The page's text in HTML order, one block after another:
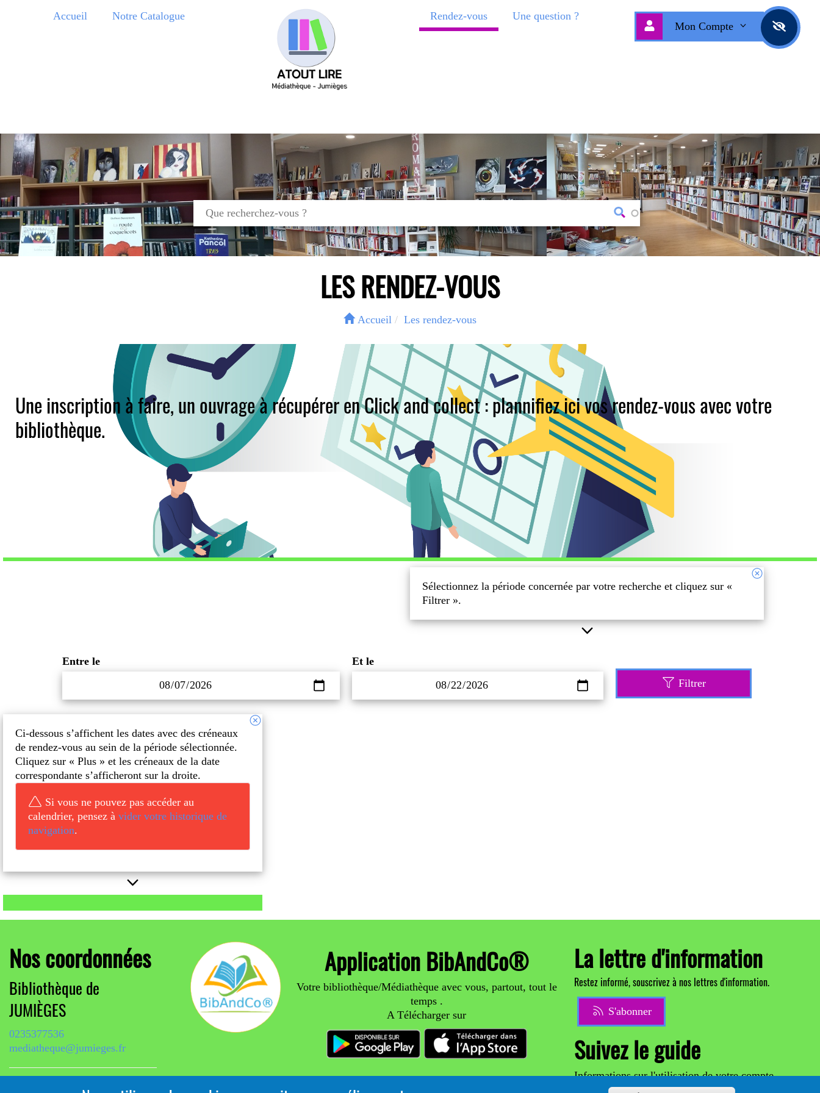
Accueil Notre Catalogue Rendez-vous
Une question ?
Mon Compte
LES RENDEZ-VOUS
Accueil Les rendez-vous
Une inscription à faire, un ouvrage à récupérer en Click and collect : plannifiez ici vos rendez-vous avec votre
bibliothèque.
Sélectionnez la période concernée par votre recherche et cliquez sur «
Filtrer ».
Entre le
Et le
Filtrer
Ci-dessous s’affichent les dates avec des créneaux
de rendez-vous au sein de la période sélectionnée.
Cliquez sur « Plus » et les créneaux de la date
correspondante s’afficheront sur la droite.
Si vous ne pouvez pas accéder au
calendrier, pensez à vider votre historique de
navigation.
Nos coordonnées
Bibliothèque de
JUMIÈGES
0235377536
mediatheque@jumieges.fr
2 rue Mainberthe
Application BibAndCo®
Votre bibliothèque/Médiathèque avec vous, partout, tout le
temps .
A Télécharger sur
La lettre d'information
Restez informé, souscrivez à nos lettres d'information.
S'abonner
Suivez le guide
Informations sur l'utilisation de votre compte
adhérent